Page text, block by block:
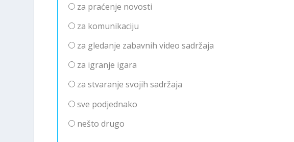
za praćenje novosti
za komunikaciju
za gledanje zabavnih video sadržaja
za igranje igara
za stvaranje svojih sadržaja
sve podjednako
nešto drugo